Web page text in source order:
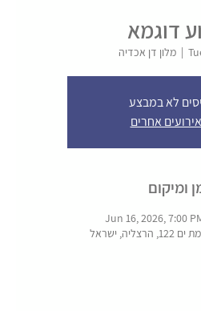
דוגמא
  |
מלון דן אכדיה
לא במבצע
אחרים
ומיקום
Jun 16, 2026, 7:00
ישראל